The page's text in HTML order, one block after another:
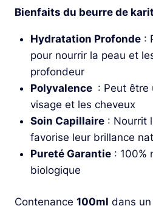
Bienfaits du beurre de
Hydratation Profonde:
pour nourrir la peau et
profondeur
Polyvalence : Peut être
visage et les cheveux
Soin Capillaire: Nourrit
favorise leur brillance
Pureté Garantie: 100%
biologique
Contenance 100ml dans